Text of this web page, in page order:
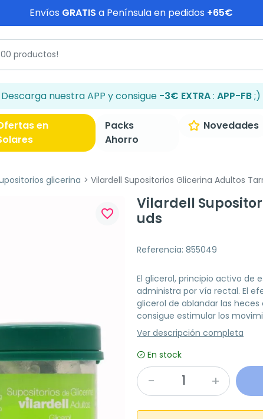
Envíos GRATIS a Península en pedidos +65€
Descarga nuestra APP y consigue -3€ EXTRA: APP-FB;)
en
Packs
Ahorro
Novedades
glicerina Vilardell Supositorios Glicerina Adultos
favorite_border
Vilardell
uds
Referencia: 855049
El glicerol, principio activo de
administra por vía rectal. El
glicerol de ablandar las
consigue estimular los
Ver descripción completa
En stock